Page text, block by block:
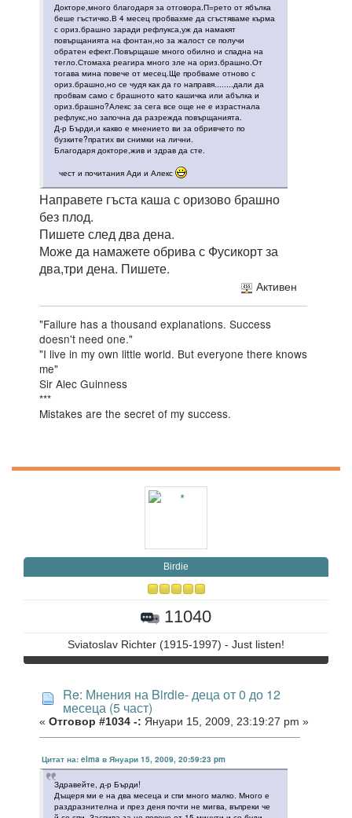
Докторе,много благодаря за отговора.П=рето от ябълка
беше гъстичко.В 4 месец пробвахме да сгъстяваме кърма
с ориз.брашно заради рефлукса,уж да намакят
повърщанията на фонтан,но за жалост се получи
обратен ефект.Повърщаше много обилно и спадна на
тегло.Стомаха реагира много зле на ориз.брашно.От
тогава мина повече от месец.Ще пробваме отново с
ориз.брашно,но се чудя как да го направя........дали да
пробвам само с брашното като кашичка или абълка и
ориз.брашно?Алекс за сега все още не е израстнала
рефлукс,но започна да разрежда повърщанията.
Д-р Бърди,и какво е мнението ви за обривчето по
бузките?пратих ви снимки на лични.
Благодаря докторе,жив и здрав да сте.
чест и почитания Ади и Алекс
Направете гъста каша с оризово брашно
без плод.
Пишете след два дена.
Може да намажете обрива с Фусикорт за
два,три дена. Пишете.
Активен
"Failure has a thousand explanations. Success
doesn't need one."
"I live in my own little world. But everyone there knows
me"
Sir Alec Guinness
***
Mistakes are the secret of my success.
Birdie
11040
Sviatoslav Richter (1915-1997) - Just listen!
Re: Мнения на Birdie- деца от 0 до 12
месеца (5 част)
« Отговор #1034 -: Януари 15, 2009, 23:19:27 pm »
Цитат на: elma в Януари 15, 2009, 20:59:23 pm
Здравейте, д-р Бърди!
Дъщеря ми е на два месеца и спи много малко. Много е
раздразнителна и през деня почти не мигва, въпреки че